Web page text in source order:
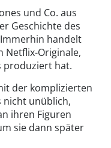
und Co. aus
Geschichte des
handelt
Netflix-Originale,
produziert hat.
der komplizierten
nicht unüblich,
ihren Figuren
sie dann später